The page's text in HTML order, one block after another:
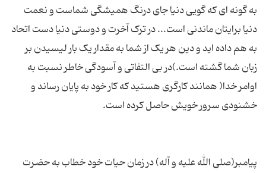
به گونه ای که گویی دنیا جای درنگ همیشگی شماست و نعمت
دنیا برایتان ماندنی است... در ترک آخرت و دوستی دنیا دست اتحاد
به هم داده اید و دین هر یک از شما به مقدار یک بار لیسیدن بر
زبان شما گشته است.)در بی التفاتی و آسودگی خاطر نسبت به
اوامر خدا( همانند کارگری هستید که کار خود به پایان رساند و
پیامبر(صلی الله علیه و آله) در زمان حیات خود خطاب به حضرت